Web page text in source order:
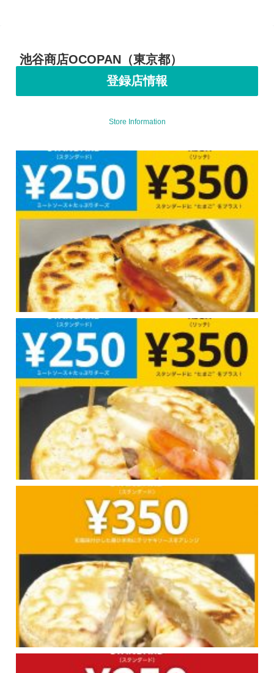
池谷商店OCOPAN（東京都）
登録店情報
Store Information